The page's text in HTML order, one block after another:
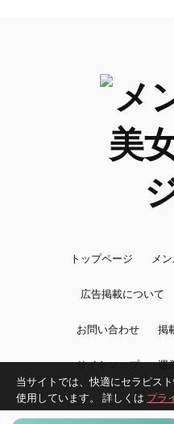
トップページ メ
広告掲載について
お問い合わせ 掲
サイトマップ 運
©2026 BijoMAG -メンエス
当サイトでは、快適にセラピス
使用しています。 詳しくは プラ
い。